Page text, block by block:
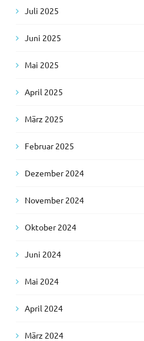
Juli 2025
Juni 2025
Mai 2025
April 2025
März 2025
Februar 2025
Dezember 2024
November 2024
Oktober 2024
Juni 2024
Mai 2024
April 2024
März 2024